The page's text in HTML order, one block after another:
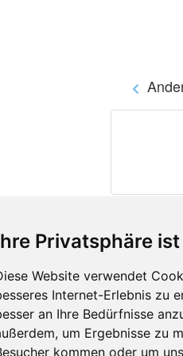
Privatsphäre
Website verwendet
Internet-Erlebnis zu
an Ihre Bedürfnisse
um Ergebnisse zu
kommen oder um
melden